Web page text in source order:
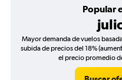
Popular
Mayor demanda de vuelos
subida de precios del 18%
el precio promedio